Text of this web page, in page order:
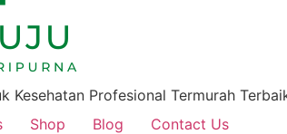
Kesehatan Profesional Termurah
Shop Blog Contact Us